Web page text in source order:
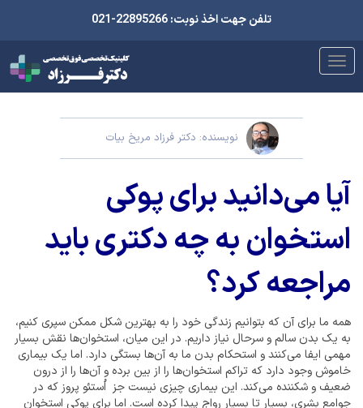
تلفن جهت اخذ نوبت: 22895266-021
نویسنده: دکتر فرزاد مریخ بیات
آیا می‌دانید برای پوکی
استخوان به چه دکتری باید
مراجعه کرد؟
همه ما برای آن که بتوانیم زندگی خود را به بهترین شکل ممکن سپری کنیم،
به یک بدن سالم و سرحال نیاز داریم. در این میان، استخوان‌ها نقش بسیار
مهمی ایفا می‌کنند و استحکام بدن ما به آن‌ها بستگی دارد. اما یک بیماری
خاموش وجود دارد که تراکم استخوان‌ها را از بین برده و آن‌ها را از درون
ضعیف و شکننده می‌کند. این بیماری چیزی نیست جز اُستئو پروز که در
جوامع بشری، بسیار تا بسیار رواج پیدا کرده است. اما برای پوکی استخوان